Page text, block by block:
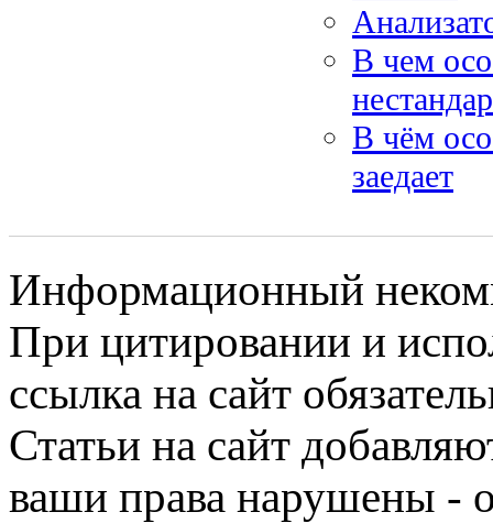
В чем
В чём
заедает
Информационный
При цитировании и
ссылка на сайт
Статьи на сайт
ваши права нарушены -